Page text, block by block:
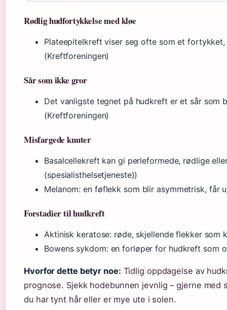
Rødlig hudfortykkelse med kløe
Plateepitelkreft viser seg ofte som et
(Kreftforeningen)
Sår som ikke gror
Det vanligste tegnet på hudkreft er et sår som
(Kreftforeningen)
Misfargede knuter
Basalcellekreft kan gi perleformede, rødlige
(spesialisthelsetjeneste))
Melanom: en føflekk som blir asymmetrisk, får
Forstadier til hudkreft
Aktinisk keratose: røde, skjellende flekker
Bowens sykdom: en forløper for hudkreft som
Hvorfor dette betyr noe: Tidlig oppdagelse av
prognose. Sjekk hodebunnen jevnlig – gjerne
du har tynt hår eller er mye ute i solen.